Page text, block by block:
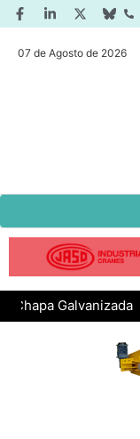
07 de Agosto de 2026
Galvanizada